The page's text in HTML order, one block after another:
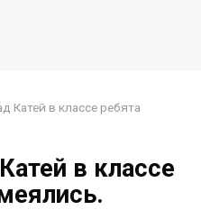
Катей в классе ребята
в классе